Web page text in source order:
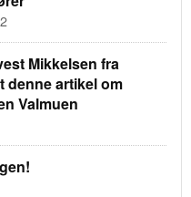
Mikkelsen fra
denne artikel om
Valmuen